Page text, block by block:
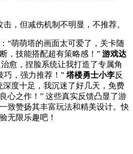
，但减伤机制不明显，不推荐。
“萌萌塔的画面太可爱了，关卡随
，技能搭配超有策略感！” 游戏达
愈，捏脸系统让我打造了专属角
巧，强力推荐！” 塔楼勇士小李反
深度十足，我沉迷了好几天，免费
心之作！” 这些真实反馈凸显了游
致赞扬其丰富玩法和精美设计。快
无限乐趣吧！